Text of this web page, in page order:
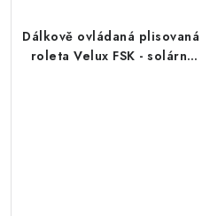
Dálkově ovládaná plisovaná
roleta Velux FSK - solární